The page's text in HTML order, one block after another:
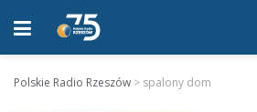
Polskie Radio Rzeszów > spalony dom